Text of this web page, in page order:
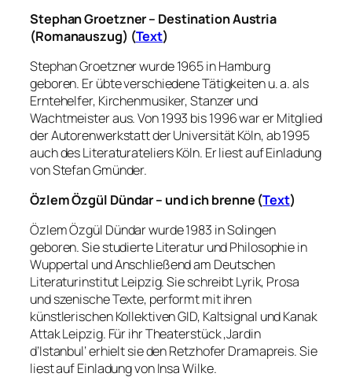
Stephan Groetzner – Destination Austria
(Romanauszug) (Text)
Stephan Groetzner wurde 1965 in Hamburg
geboren. Er übte verschiedene Tätigkeiten u. a. als
Erntehelfer, Kirchenmusiker, Stanzer und
Wachtmeister aus. Von 1993 bis 1996 war er Mitglied
der Autorenwerkstatt der Universität Köln, ab 1995
auch des Literaturateliers Köln. Er liest auf Einladung
von Stefan Gmünder.
Özlem Özgül Dündar – und ich brenne (Text)
Özlem Özgül Dündar wurde 1983 in Solingen
geboren. Sie studierte Literatur und Philosophie in
Wuppertal und Anschließend am Deutschen
Literaturinstitut Leipzig. Sie schreibt Lyrik, Prosa
und szenische Texte, performt mit ihren
künstlerischen Kollektiven GID, Kaltsignal und Kanak
Attak Leipzig. Für ihr Theaterstück ‚Jardin
d’Istanbul‘ erhielt sie den Retzhofer Dramapreis. Sie
liest auf Einladung von Insa Wilke.